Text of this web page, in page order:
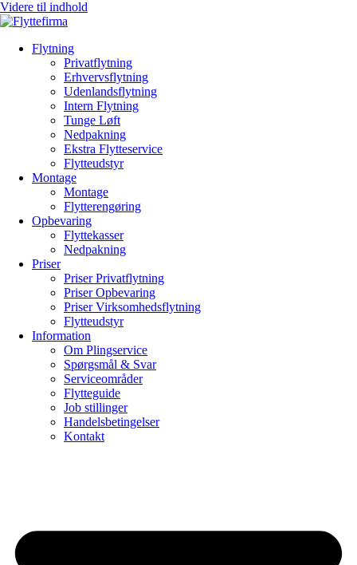
Videre til indhold
Flytning
Privatflytning
Erhvervsflytning
Udenlandsflytning
Intern Flytning
Tunge Løft
Nedpakning
Ekstra Flytteservice
Flytteudstyr
Montage
Montage
Flytterengøring
Opbevaring
Flyttekasser
Nedpakning
Priser
Priser Privatflytning
Priser Opbevaring
Priser Virksomhedsflytning
Flytteudstyr
Information
Om Plingservice
Spørgsmål & Svar
Serviceområder
Flytteguide
Job stillinger
Handelsbetingelser
Kontakt